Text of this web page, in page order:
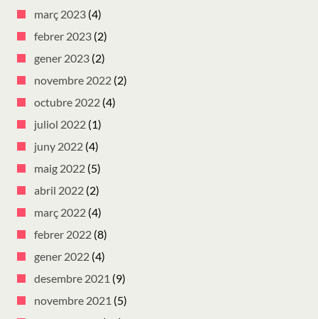
març 2023 (4)
febrer 2023 (2)
gener 2023 (2)
novembre 2022 (2)
octubre 2022 (4)
juliol 2022 (1)
juny 2022 (4)
maig 2022 (5)
abril 2022 (2)
març 2022 (4)
febrer 2022 (8)
gener 2022 (4)
desembre 2021 (9)
novembre 2021 (5)